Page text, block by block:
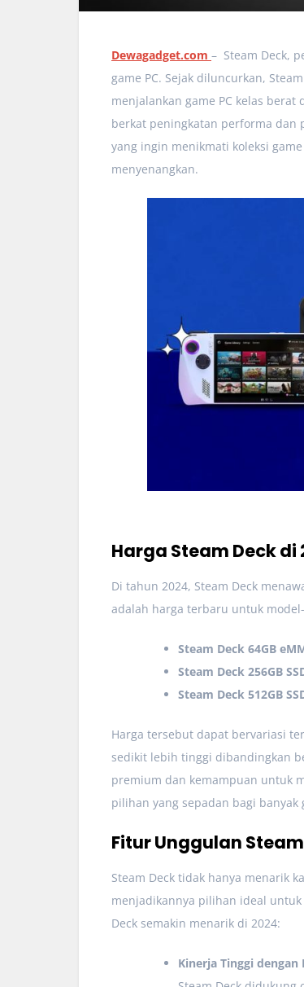
Dewagadget.com – Steam Deck,
game PC. Sejak diluncurkan,
menjalankan game PC kelas
berkat peningkatan performa dan
yang ingin menikmati koleksi
menyenangkan.
Harga Steam Deck di
Di tahun 2024, Steam Deck
adalah harga terbaru untuk
Steam Deck 64GB
Steam Deck 256GB
Steam Deck 512GB
Harga tersebut dapat bervariasi
sedikit lebih tinggi dibandingkan
premium dan kemampuan untuk
pilihan yang sepadan bagi banyak
Fitur Unggulan
Steam Deck tidak hanya menarik
menjadikannya pilihan ideal
Deck semakin menarik di 2024:
Kinerja Tinggi dengan